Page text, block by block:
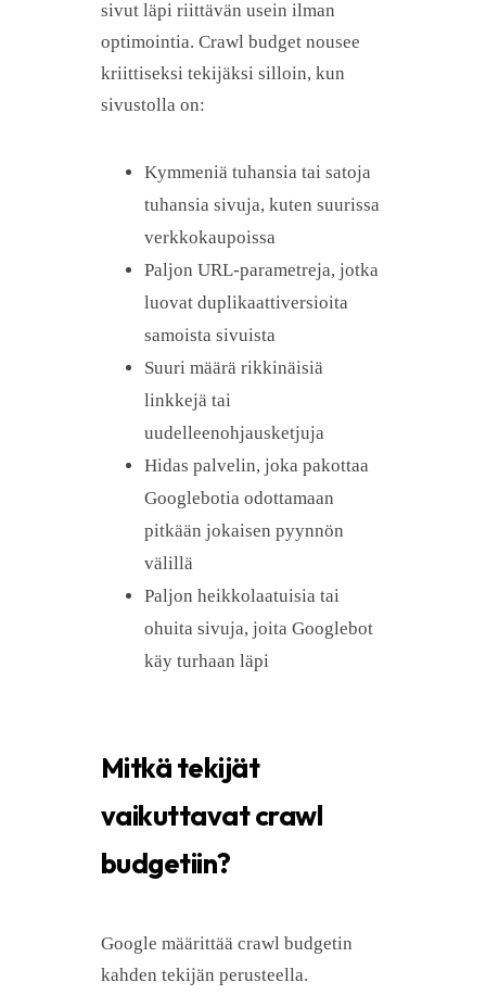
sivut läpi riittävän usein ilman
optimointia. Crawl budget nousee
kriittiseksi tekijäksi silloin, kun
sivustolla on:
Kymmeniä tuhansia tai satoja
tuhansia sivuja, kuten suurissa
verkkokaupoissa
Paljon URL-parametreja, jotka
luovat duplikaattiversioita
samoista sivuista
Suuri määrä rikkinäisiä
linkkejä tai
uudelleenohjausketjuja
Hidas palvelin, joka pakottaa
Googlebotia odottamaan
pitkään jokaisen pyynnön
välillä
Paljon heikkolaatuisia tai
ohuita sivuja, joita Googlebot
käy turhaan läpi
Mitkä tekijät
vaikuttavat crawl
budgetiin?
Google määrittää crawl budgetin
kahden tekijän perusteella.